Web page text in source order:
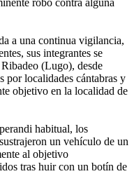
a una continua vigilancia,
sus integrantes se
(Lugo), desde
por localidades cántabras y
objetivo en la localidad de
habitual, los
un vehículo de un
al objetivo
tras huir con un botín de